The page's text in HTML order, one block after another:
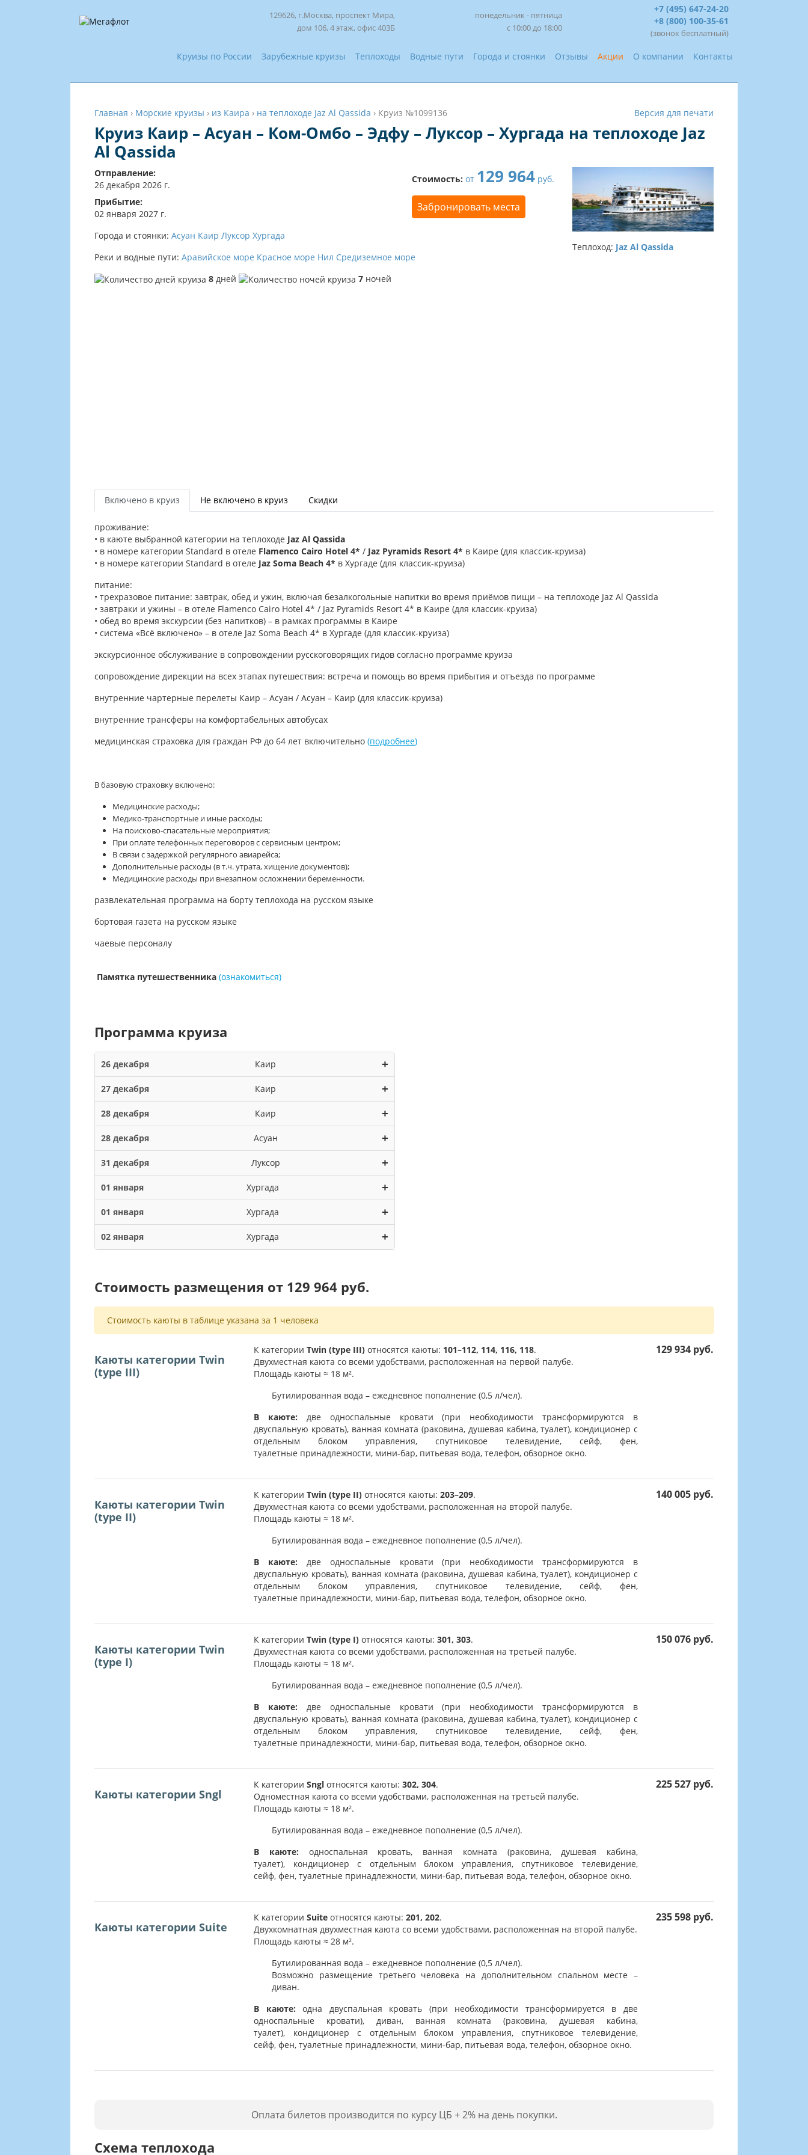
129626, г.Москва, проспект Мира,
дом 106, 4 этаж, офис 403Б
понедельник - пятница
с 10:00 до 18:00
+7 (495) 647-24-20
+8 (800) 100-35-61
(звонок бесплатный)
Круизы по России Зарубежные круизы Теплоходы Водные пути Города и стоянки Отзывы Акции О компании Контакты
Версия для печати
Главная › Морские круизы › из Каира › на теплоходе Jaz Al Qassida › Круиз №1099136
Круиз Каир – Асуан – Ком-Омбо – Эдфу – Луксор – Хургада на теплоходе Jaz
Al Qassida
Отправление:
26 декабря 2026 г.
Прибытие:
02 января 2027 г.
Стоимость: от 129 964 руб.
Забронировать места
Города и стоянки: Асуан Каир Луксор Хургада
Реки и водные пути: Аравийское море Красное море Нил Средиземное море
8 дней 7 ночей
Теплоход: Jaz Al Qassida
Включено в круиз Не включено в круиз Скидки
проживание:
• в каюте выбранной категории на теплоходе Jaz Al Qassida
• в номере категории Standard в отеле Flamenco Cairo Hotel 4* / Jaz Pyramids Resort 4* в Каире (для классик-круиза)
• в номере категории Standard в отеле Jaz Soma Beach 4* в Хургаде (для классик-круиза)
питание:
• трехразовое питание: завтрак, обед и ужин, включая безалкогольные напитки во время приёмов пищи – на теплоходе Jaz Al Qassida
• завтраки и ужины – в отеле Flamenco Cairo Hotel 4* / Jaz Pyramids Resort 4* в Каире (для классик-круиза)
• обед во время экскурсии (без напитков) – в рамках программы в Каире
• система «Всё включено» – в отеле Jaz Soma Beach 4* в Хургаде (для классик-круиза)
экскурсионное обслуживание в сопровождении русскоговорящих гидов согласно программе круиза
сопровождение дирекции на всех этапах путешествия: встреча и помощь во время прибытия и отъезда по программе
внутренние чартерные перелеты Каир – Асуан / Асуан – Каир (для классик-круиза)
внутренние трансферы на комфортабельных автобусах
медицинская страховка для граждан РФ до 64 лет включительно (подробнее)
В базовую страховку включено:
Медицинские расходы;
Медико-транспортные и иные расходы;
На поисково-спасательные мероприятия;
При оплате телефонных переговоров с сервисным центром;
В связи с задержкой регулярного авиарейса;
Дополнительные расходы (в т.ч. утрата, хищение документов);
Медицинские расходы при внезапном осложнении беременности.
развлекательная программа на борту теплохода на русском языке
бортовая газета на русском языке
чаевые персоналу
Памятка путешественника (ознакомиться)
Программа круиза
26 декабря Каир +
27 декабря Каир +
28 декабря Каир +
28 декабря Асуан +
31 декабря Луксор +
01 января Хургада +
01 января Хургада +
02 января Хургада +
Стоимость размещения от 129 964 руб.
Стоимость каюты в таблице указана за 1 человека
Каюты категории Twin
(type III)
К категории Twin (type III) относятся каюты: 101–112, 114, 116, 118.
Двухместная каюта со всеми удобствами, расположенная на первой палубе.
Площадь каюты ≈ 18 м².
Бутилированная вода – ежедневное пополнение (0,5 л/чел).
В каюте: две односпальные кровати (при необходимости трансформируются в
двуспальную кровать), ванная комната (раковина, душевая кабина, туалет), кондиционер с
отдельным блоком управления, спутниковое телевидение, сейф, фен,
туалетные принадлежности, мини-бар, питьевая вода, телефон, обзорное окно.
129 934 руб.
Каюты категории Twin
(type II)
К категории Twin (type II) относятся каюты: 203–209.
Двухместная каюта со всеми удобствами, расположенная на второй палубе.
Площадь каюты ≈ 18 м².
Бутилированная вода – ежедневное пополнение (0,5 л/чел).
В каюте: две односпальные кровати (при необходимости трансформируются в
двуспальную кровать), ванная комната (раковина, душевая кабина, туалет), кондиционер с
отдельным блоком управления, спутниковое телевидение, сейф, фен,
туалетные принадлежности, мини-бар, питьевая вода, телефон, обзорное окно.
140 005 руб.
Каюты категории Twin
(type I)
К категории Twin (type I) относятся каюты: 301, 303.
Двухместная каюта со всеми удобствами, расположенная на третьей палубе.
Площадь каюты ≈ 18 м².
Бутилированная вода – ежедневное пополнение (0,5 л/чел).
В каюте: две односпальные кровати (при необходимости трансформируются в
двуспальную кровать), ванная комната (раковина, душевая кабина, туалет), кондиционер с
отдельным блоком управления, спутниковое телевидение, сейф, фен,
туалетные принадлежности, мини-бар, питьевая вода, телефон, обзорное окно.
150 076 руб.
Каюты категории Sngl
К категории Sngl относятся каюты: 302, 304.
Одноместная каюта со всеми удобствами, расположенная на третьей палубе.
Площадь каюты ≈ 18 м².
Бутилированная вода – ежедневное пополнение (0,5 л/чел).
В каюте: односпальная кровать, ванная комната (раковина, душевая кабина,
туалет), кондиционер с отдельным блоком управления, спутниковое телевидение,
сейф, фен, туалетные принадлежности, мини-бар, питьевая вода, телефон, обзорное окно.
225 527 руб.
Каюты категории Suite
К категории Suite относятся каюты: 201, 202.
Двухкомнатная двухместная каюта со всеми удобствами, расположенная на второй палубе.
Площадь каюты ≈ 28 м².
Бутилированная вода – ежедневное пополнение (0,5 л/чел).
Возможно размещение третьего человека на дополнительном спальном месте –
диван.
В каюте: одна двуспальная кровать (при необходимости трансформируется в две
односпальные кровати), диван, ванная комната (раковина, душевая кабина,
туалет), кондиционер с отдельным блоком управления, спутниковое телевидение,
сейф, фен, туалетные принадлежности, мини-бар, питьевая вода, телефон, обзорное окно.
235 598 руб.
Оплата билетов производится по курсу ЦБ + 2% на день покупки.
Схема теплохода